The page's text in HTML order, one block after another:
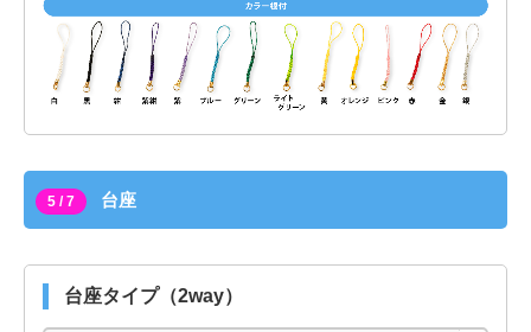
5 / 7 台座
台座タイプ（2way）